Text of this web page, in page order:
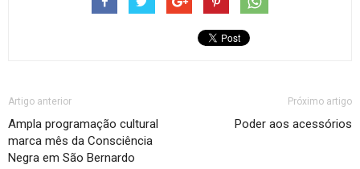
Artigo anterior
Ampla programação cultural
marca mês da Consciência
Negra em São Bernardo
Próximo artigo
Poder aos acessórios